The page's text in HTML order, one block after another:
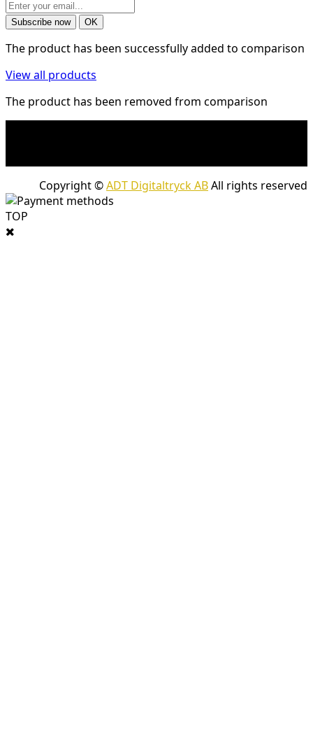
The product has been successfully added to comparison
View all products
The product has been removed from comparison
Copyright ©ADT Digitaltryck ABAll rights reserved
TOP